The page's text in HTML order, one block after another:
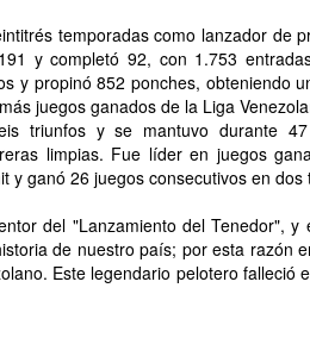
temporadas como lanzador de
y completó 92, con 1.753
y propinó 852 ponches, obteniendo
juegos ganados de la Liga
triunfos y se mantuvo durante
limpias. Fue líder en juegos
y ganó 26 juegos consecutivos en dos
del "Lanzamiento del Tenedor",
de nuestro país; por esta razón
Este legendario pelotero falleció